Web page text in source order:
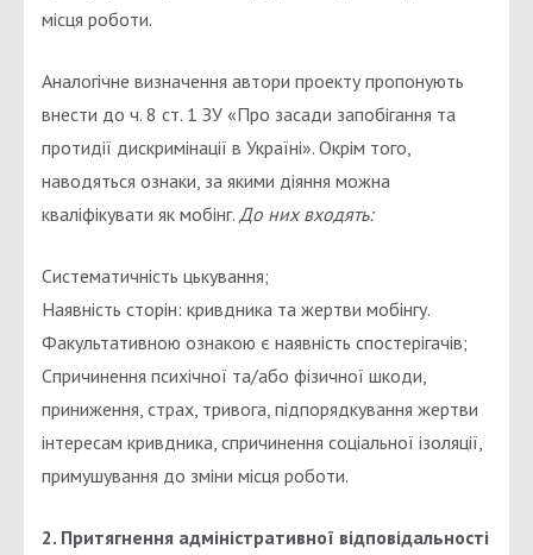
місця роботи.
Аналогічне визначення автори проекту пропонують
внести до ч. 8 ст. 1 ЗУ «Про засади запобігання та
протидії дискримінації в Україні». Окрім того,
наводяться ознаки, за якими діяння можна
кваліфікувати як мобінг. До них входять:
Систематичність цькування;
Наявність сторін: кривдника та жертви мобінгу.
Факультативною ознакою є наявність спостерігачів;
Спричинення психічної та/або фізичної шкоди,
приниження, страх, тривога, підпорядкування жертви
інтересам кривдника, спричинення соціальної ізоляції,
примушування до зміни місця роботи.
2. Притягнення адміністративної відповідальності